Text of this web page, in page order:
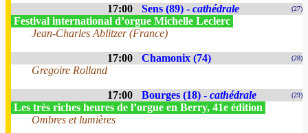
17:00 Sens (89) - cathédrale (27)
Festival international d’orgue Michelle Leclerc
Jean-Charles Ablitzer (France)
17:00 Chamonix (74) (28)
Gregoire Rolland
17:00 Bourges (18) - cathédrale (29)
Les très riches heures de l’orgue en Berry, 41e édition
Ombres et lumières